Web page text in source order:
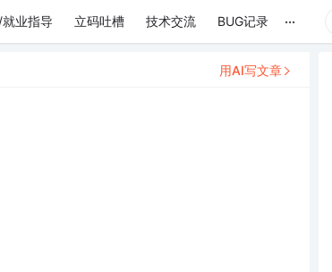
业指导 立码吐槽 技术交流 BUG记录 ...
用AI写文章